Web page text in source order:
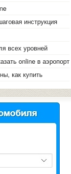
инструкция
всех уровней
online в аэропорт
как купить